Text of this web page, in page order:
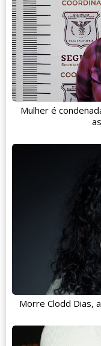
Mulher é
Morre Clodd Dias,